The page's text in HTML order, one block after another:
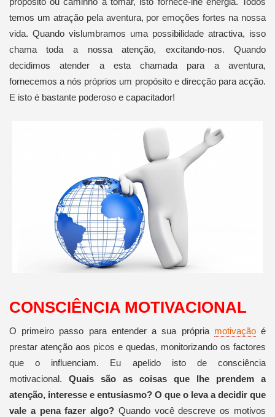
temos um atração pela aventura, por emoções fortes na nossa
vida. Quando vislumbramos uma possibilidade atractiva, isso
chama toda a nossa atenção, excitando-nos. Quando
decidimos atender a esta chamada para a aventura,
fornecemos a nós próprios um propósito e direcção para acção.
E isto é bastante poderoso e capacitador!
CONSCIÊNCIA MOTIVACIONAL
O primeiro passo para entender a sua própria motivaçãoé
prestar atenção aos picos e quedas, monitorizando os factores
que o influenciam. Eu apelido isto de consciência
motivacional. Quais são as coisas que lhe prendem a
atenção, interesse e entusiasmo? O que o leva a decidir que
vale a pena fazer algo? Quando você descreve os motivos